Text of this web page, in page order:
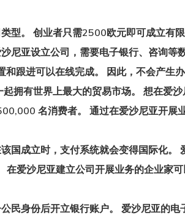
型。 创业者只需2500欧元即可成立有
尼亚设立公司， 需要电子银行、咨询等
跟进可以在线完成。 因此，不会产生办
拥有世界上最大的贸易市场。 想在爱
名消费者。 通过在爱沙尼亚开展
国成立时，支付系统就会变得国际化。
爱沙尼亚建立公司开展业务的企业家
民身份后开立银行账户。 爱沙尼亚的电